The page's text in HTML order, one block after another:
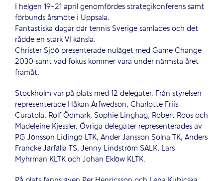
I helgen 19-21 april genomfördes strategikonferens samt
förbunds årsmöte i Uppsala.
Fantastiska dagar där tennis Sverige samlades och det
rådde en stark VI känsla.
Christer Sjöö presenterade nuläget med Game Change
2030 samt vad fokus kommer vara under närmsta året
framåt.
Stockholm var på plats med 12 delegater. Från styrelsen
representerade Håkan Arfwedson, Charlotte Friis
Curatola, Rolf Ödmark, Sophie Linghag, Robert Roos och
Madeleine Kjessler. Övriga delegater representerades av
PG Jönsson Lidingö LTK, Ander Jansson Solna TK, Anders
Francke Järfälla TS, Jenny Lindström SALK, Lars
Myhrman KLTK och Johan Eklöw KLTK.